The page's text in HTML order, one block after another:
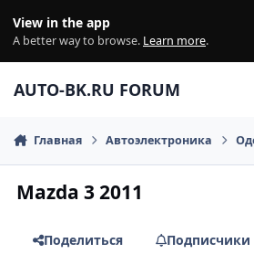
View in the app
A better way to browse. Learn more.
AUTO-BK.RU FORUM
Главная Автоэлектроника
Mazda 3 2011
Поделиться
Подписчики